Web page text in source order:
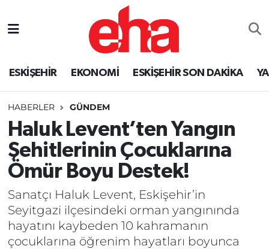
ESKİŞEHİR EKONOMİ ESKİŞEHİR SON DAKİKA
HABERLER GÜNDEM
Haluk Levent’ten Yangın
Şehitlerinin Çocuklarına
Ömür Boyu Destek!
Sanatçı Haluk Levent, Eskişehir’in
Seyitgazi ilçesindeki orman yangınında
hayatını kaybeden 10 kahramanın
çocuklarına öğrenim hayatları boyunca